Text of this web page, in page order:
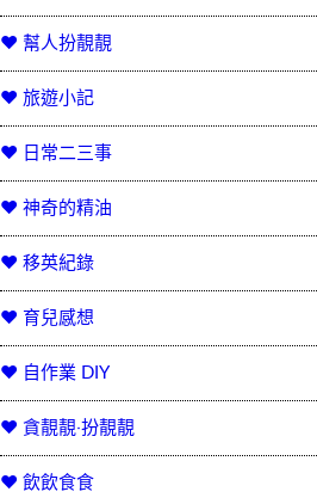
♥ 幫人扮靚靚
♥ 旅遊小記
♥ 日常二三事
♥ 神奇的精油
♥ 移英紀錄
♥ 育兒感想
♥ 自作業 DIY
♥ 貪靚靚‧扮靚靚
♥ 飲飲食食